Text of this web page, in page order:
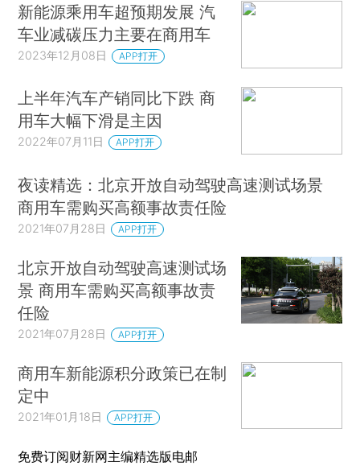
新能源乘用车超预期发展 汽
车业减碳压力主要在商用车
2023年12月08日 APP打开
上半年汽车产销同比下跌 商
用车大幅下滑是主因
2022年07月11日 APP打开
夜读精选：北京开放自动驾驶高速测试场景
商用车需购买高额事故责任险
2021年07月28日 APP打开
北京开放自动驾驶高速测试场
景 商用车需购买高额事故责
任险
2021年07月28日 APP打开
商用车新能源积分政策已在制
定中
2021年01月18日 APP打开
免费订阅财新网主编精选版电邮